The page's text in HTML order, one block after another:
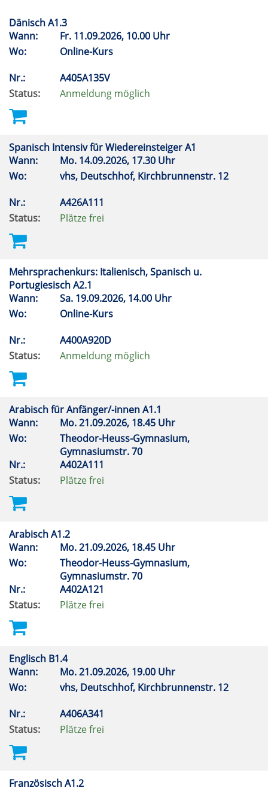
Dänisch A1.3
Wann:
Fr. 11.09.2026, 10.00 Uhr
Wo:
Online-Kurs
Nr.:
A405A135V
Status:
Anmeldung möglich
Spanisch Intensiv für Wiedereinsteiger A1
Wann:
Mo. 14.09.2026, 17.30 Uhr
Wo:
vhs, Deutschhof, Kirchbrunnenstr. 12
Nr.:
A426A111
Status:
Plätze frei
Mehrsprachenkurs: Italienisch, Spanisch u.
Portugiesisch A2.1
Wann:
Sa. 19.09.2026, 14.00 Uhr
Wo:
Online-Kurs
Nr.:
A400A920D
Status:
Anmeldung möglich
Arabisch für Anfänger/-innen A1.1
Wann:
Mo.21.09.2026, 18.45 Uhr
Wo:
Theodor-Heuss-Gymnasium,
Gymnasiumstr. 70
Nr.:
A402A111
Status:
Plätze frei
Arabisch A1.2
Wann:
Mo.21.09.2026, 18.45 Uhr
Wo:
Theodor-Heuss-Gymnasium,
Gymnasiumstr. 70
Nr.:
A402A121
Status:
Plätze frei
Englisch B1.4
Wann:
Mo.21.09.2026, 19.00 Uhr
Wo:
vhs, Deutschhof, Kirchbrunnenstr. 12
Nr.:
A406A341
Status:
Plätze frei
Französisch A1.2